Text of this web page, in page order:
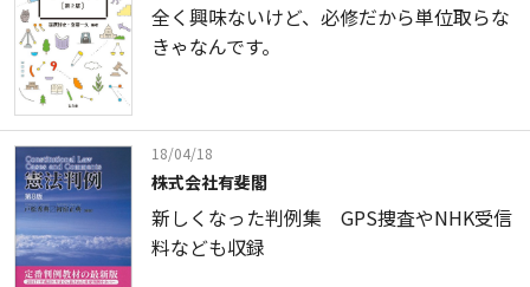
全く興味ないけど、必修だから単位取らな
きゃなんです。
18/04/18
株式会社有斐閣
新しくなった判例集 GPS捜査やNHK受信
料なども収録